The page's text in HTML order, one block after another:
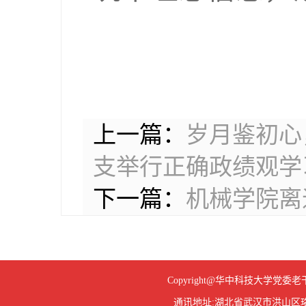
上一篇：
岁月鉴初
支举行正确政绩观
下一篇： 机械学院
Copyright@华中科技大学党委
通讯地址:湖北省武汉市洪山区